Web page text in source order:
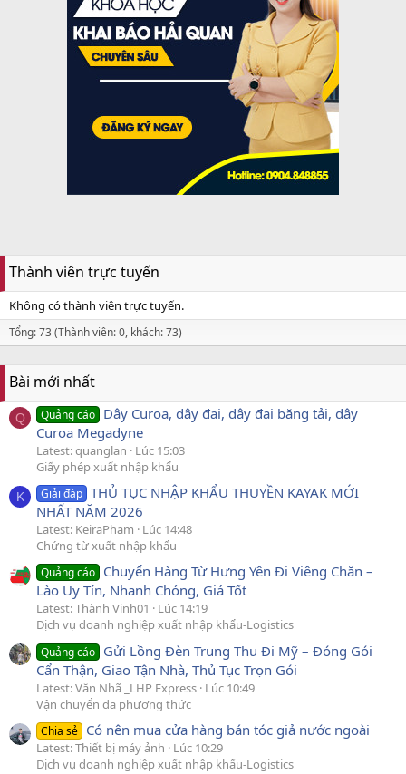
Thành viên trực tuyến
Không có thành viên trực tuyến.
Tổng: 73 (Thành viên: 0, khách: 73)
Bài mới nhất
Q Quảng cáo Dây Curoa, dây đai, dây đai băng tải, dây
Curoa Megadyne
Latest: quanglan
Lúc 15:03
Giấy phép xuất nhập khẩu
K Giải đáp THỦ TỤC NHẬP KHẨU THUYỀN KAYAK MỚI
NHẤT NĂM 2026
Latest: KeiraPham
Lúc 14:48
Chứng từ xuất nhập khẩu
Quảng cáo Chuyển Hàng Từ Hưng Yên Đi Viêng Chăn –
Lào Uy Tín, Nhanh Chóng, Giá Tốt
Latest: Thành Vinh01
Lúc 14:19
Dịch vụ doanh nghiệp xuất nhập khẩu-Logistics
Quảng cáo Gửi Lồng Đèn Trung Thu Đi Mỹ – Đóng Gói
Cẩn Thận, Giao Tận Nhà, Thủ Tục Trọn Gói
Latest: Văn Nhã _LHP Express Lúc 10:49
Vận chuyển đa phương thức
Chia sẻ Có nên mua cửa hàng bán tóc giả nước ngoài
Latest: Thiết bị máy ảnh
Lúc 10:29
Dịch vụ doanh nghiệp xuất nhập khẩu-Logistics